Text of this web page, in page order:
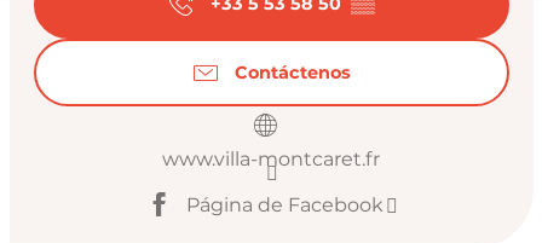
Contáctenos
www.villa-montcaret.fr
Página de Facebook